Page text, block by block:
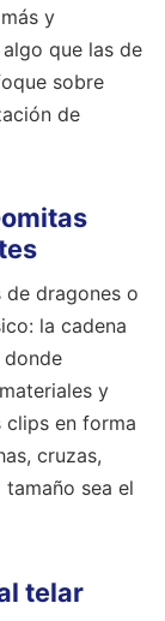
y
que las de
sobre
de
de dragones o
la cadena
donde
y
en forma
cruzas,
sea el
telar